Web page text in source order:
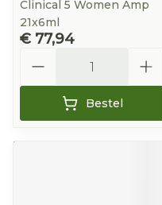
Clinical 5 Women Amp
21x6ml
€ 77,94
Bestel